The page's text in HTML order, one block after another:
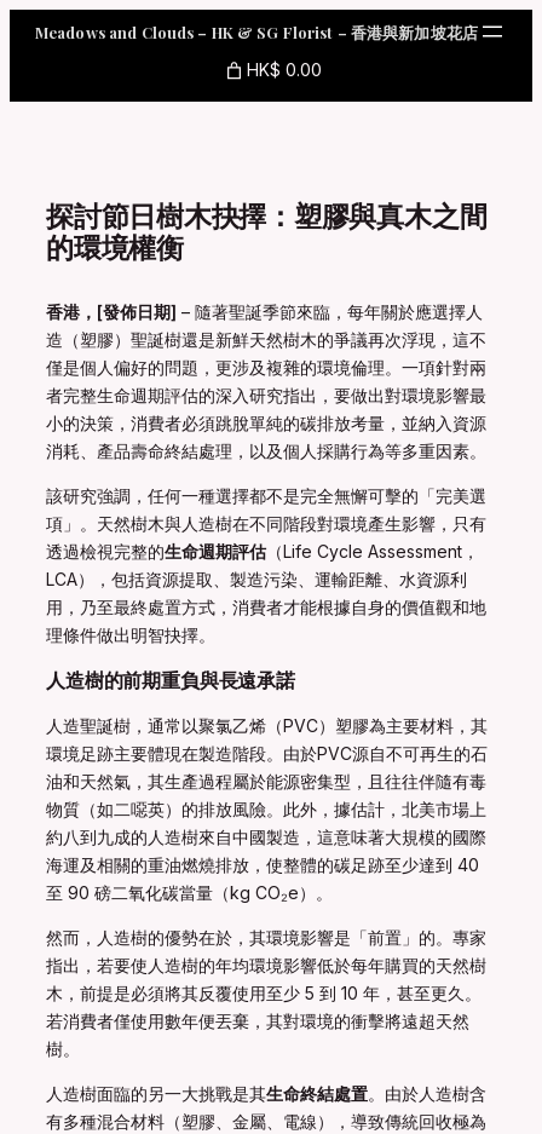
Meadows and Clouds – HK & SG Florist – 香港與新加坡花店
HK$ 0.00
探討節日樹木抉擇：塑膠與真木之間
的環境權衡
香港，[發佈日期] – 隨著聖誕季節來臨，每年關於應選擇人
造（塑膠）聖誕樹還是新鮮天然樹木的爭議再次浮現，這不
僅是個人偏好的問題，更涉及複雜的環境倫理。一項針對兩
者完整生命週期評估的深入研究指出，要做出對環境影響最
小的決策，消費者必須跳脫單純的碳排放考量，並納入資源
消耗、產品壽命終結處理，以及個人採購行為等多重因素。
該研究強調，任何一種選擇都不是完全無懈可擊的「完美選
項」。天然樹木與人造樹在不同階段對環境產生影響，只有
透過檢視完整的生命週期評估 （Life Cycle Assessment，
LCA），包括資源提取、製造污染、運輸距離、水資源利
用，乃至最終處置方式，消費者才能根據自身的價值觀和地
理條件做出明智抉擇。
人造樹的前期重負與長遠承諾
人造聖誕樹，通常以聚氯乙烯（PVC）塑膠為主要材料，其
環境足跡主要體現在製造階段。由於PVC源自不可再生的石
油和天然氣，其生產過程屬於能源密集型，且往往伴隨有毒
物質（如二噁英）的排放風險。此外，據估計，北美市場上
約八到九成的人造樹來自中國製造，這意味著大規模的國際
海運及相關的重油燃燒排放，使整體的碳足跡至少達到 40
至 90 磅二氧化碳當量（kg CO₂e）。
然而，人造樹的優勢在於，其環境影響是「前置」的。專家
指出，若要使人造樹的年均環境影響低於每年購買的天然樹
木，前提是必須將其反覆使用至少 5 到 10 年，甚至更久。
若消費者僅使用數年便丟棄，其對環境的衝擊將遠超天然
樹。
人造樹面臨的另一大挑戰是其生命終結處置。由於人造樹含
有多種混合材料（塑膠、金屬、電線），導致傳統回收極為